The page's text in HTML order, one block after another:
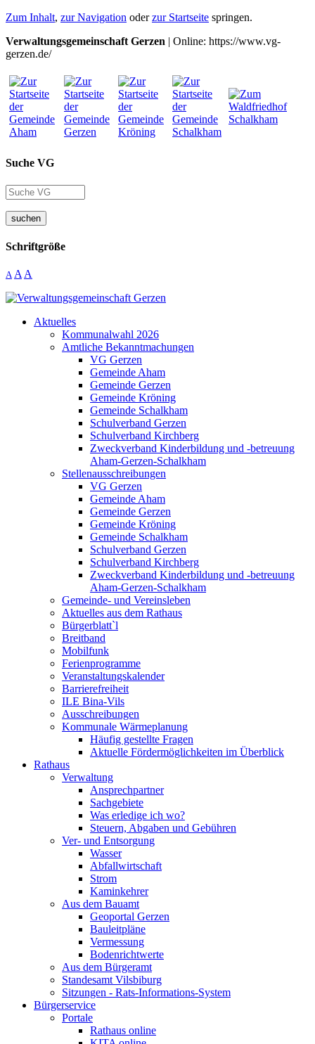
Zum Inhalt, zur Navigation oderzur Startseite springen.
Verwaltungsgemeinschaft Gerzen | Online: https://www.vg-
gerzen.de/
Suche VG
suchen
Schriftgröße
A A A
Aktuelles
Kommunalwahl 2026
Amtliche Bekanntmachungen
VG Gerzen
Gemeinde Aham
Gemeinde Gerzen
Gemeinde Kröning
Gemeinde Schalkham
Schulverband Gerzen
Schulverband Kirchberg
Zweckverband Kinderbildung und -betreuung
Aham-Gerzen-Schalkham
Stellenausschreibungen
VG Gerzen
Gemeinde Aham
Gemeinde Gerzen
Gemeinde Kröning
Gemeinde Schalkham
Schulverband Gerzen
Schulverband Kirchberg
Zweckverband Kinderbildung und -betreuung
Aham-Gerzen-Schalkham
Gemeinde- und Vereinsleben
Aktuelles aus dem Rathaus
Bürgerblatt`l
Breitband
Mobilfunk
Ferienprogramme
Veranstaltungskalender
Barrierefreiheit
ILE Bina-Vils
Ausschreibungen
Kommunale Wärmeplanung
Häufig gestellte Fragen
Aktuelle Fördermöglichkeiten im Überblick
Rathaus
Verwaltung
Ansprechpartner
Sachgebiete
Was erledige ich wo?
Steuern, Abgaben und Gebühren
Ver- und Entsorgung
Wasser
Abfallwirtschaft
Strom
Kaminkehrer
Aus dem Bauamt
Geoportal Gerzen
Bauleitpläne
Vermessung
Bodenrichtwerte
Aus dem Bürgeramt
Standesamt Vilsbiburg
Sitzungen - Rats-Informations-System
Bürgerservice
Portale
Rathaus online